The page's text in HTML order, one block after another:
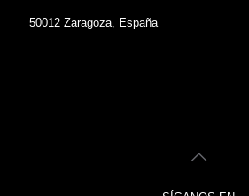
50012 Zaragoza, España